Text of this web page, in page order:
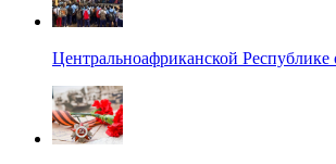
Центральноафриканской